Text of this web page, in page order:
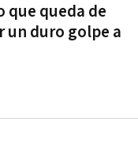
que queda de
duro golpe a